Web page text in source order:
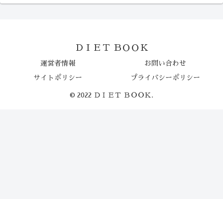
ＤＩＥＴ ＢＯＯＫ
運営者情報 お問い合わせ
サイトポリシー プライバシーポリシー
© 2022 ＤＩＥＴ ＢＯＯＫ.